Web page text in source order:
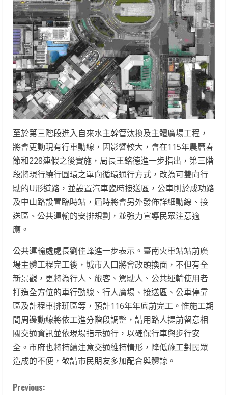
至於第三階段進入自來水主幹管汰換及主體廣場工程，
將會更動現有行車動線，因影響較大，會在115年農曆春
節和228連假之後實施，局長王銘德進一步指出，第三階
段將現行繞行圓環之單向循環通行方式，改為可雙向行
駛的U形道路，並設置汽車臨時接送區，公車則於成功路
及中山路設置臨時站，屆時將會另外發佈詳細動線、接
送區、公共運輸的安排規劃，並強力宣導民眾注意適
應。
公共運輸處處長劉佳峰進一步表示。臺南火車站站前廣
場主體工程完工後，城市入口將會改頭換面，不但有全
新景觀，更將為行人、旅客、駕駛人、公共運輸使用者
打造全方位的車行動線、行人廣場、接送區、公車停靠
區及計程車排班區等，預計116年年底前完工。惟施工期
間周邊動線將依工進分階段調整，請用路人提前留意相
關交通資訊並依現場指示通行，以確保行車與步行安
全。市府也將持續注意交通維持情形，降低施工對民眾
造成的不便，敬請市民朋友多加配合與體諒。
Previous: